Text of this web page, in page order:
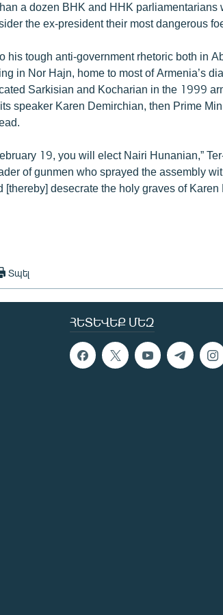
a dozen BHK and HHK parliamentarians
the ex-president their most dangerous
his tough anti-government rhetoric both in
in Nor Hajn, home to most of Armenia’s
Sarkisian and Kocharian in the 1999
speaker Karen Demirchian, then Prime
19, you will elect Nairi Hunanian,”
of gunmen who sprayed the assembly
desecrate the holy graves of
Տպել
ՀԵՏԵՎԵՔ ՄԵԶ